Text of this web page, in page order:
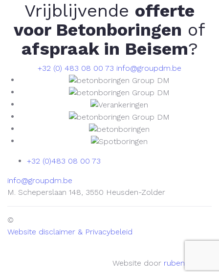
Vrijblijvende offerte
voor Betonboringen of
afspraak in Beisem?
+32 (0) 483 08 00 73 info@groupdm.be
+32 (0)483 08 00 73
info@groupdm.be
M. Scheperslaan 148, 3550 Heusden-Zolder
©
Website disclaimer & Privacybeleid
Website door rubenvaes.be